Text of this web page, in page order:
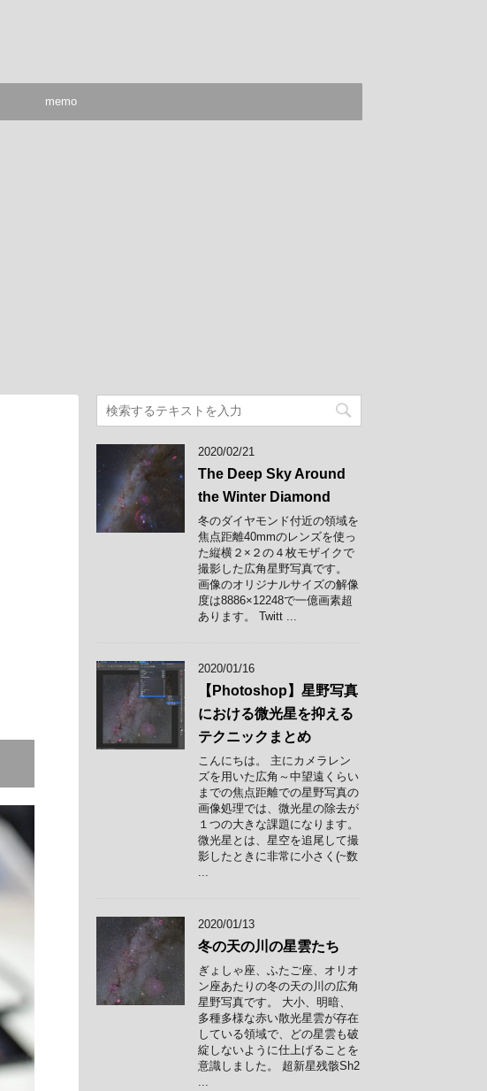
memo
2020/02/21
The Deep Sky Around
the Winter Diamond
冬のダイヤモンド付近の領域を
焦点距離40mmのレンズを使っ
た縦横２×２の４枚モザイクで
撮影した広角星野写真です。
画像のオリジナルサイズの解像
度は8886×12248で一億画素超
あります。 Twitt ...
2020/01/16
【Photoshop】星野写真
における微光星を抑える
テクニックまとめ
こんにちは。 主にカメラレン
ズを用いた広角～中望遠くらい
までの焦点距離での星野写真の
画像処理では、微光星の除去が
１つの大きな課題になります。
微光星とは、星空を追尾して撮
影したときに非常に小さく(~数
...
2020/01/13
冬の天の川の星雲たち
ぎょしゃ座、ふたご座、オリオ
ン座あたりの冬の天の川の広角
星野写真です。 大小、明暗、
多種多様な赤い散光星雲が存在
している領域で、どの星雲も破
綻しないように仕上げることを
意識しました。 超新星残骸Sh2
...